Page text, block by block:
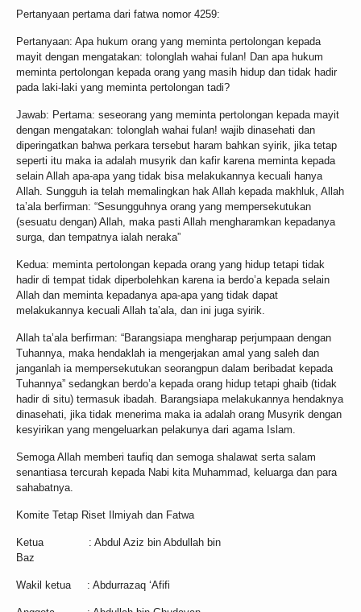
Pertanyaan pertama dari fatwa nomor 4259:
Pertanyaan: Apa hukum orang yang meminta pertolongan kepada
mayit dengan mengatakan: tolonglah wahai fulan! Dan apa hukum
meminta pertolongan kepada orang yang masih hidup dan tidak hadir
pada laki-laki yang meminta pertolongan tadi?
Jawab: Pertama: seseorang yang meminta pertolongan kepada mayit
dengan mengatakan: tolonglah wahai fulan! wajib dinasehati dan
diperingatkan bahwa perkara tersebut haram bahkan syirik, jika tetap
seperti itu maka ia adalah musyrik dan kafir karena meminta kepada
selain Allah apa-apa yang tidak bisa melakukannya kecuali hanya
Allah. Sungguh ia telah memalingkan hak Allah kepada makhluk, Allah
ta’ala berfirman: “Sesungguhnya orang yang mempersekutukan
(sesuatu dengan) Allah, maka pasti Allah mengharamkan kepadanya
surga, dan tempatnya ialah neraka”
Kedua: meminta pertolongan kepada orang yang hidup tetapi tidak
hadir di tempat tidak diperbolehkan karena ia berdo’a kepada selain
Allah dan meminta kepadanya apa-apa yang tidak dapat
melakukannya kecuali Allah ta’ala, dan ini juga syirik.
Allah ta’ala berfirman: “Barangsiapa mengharap perjumpaan dengan
Tuhannya, maka hendaklah ia mengerjakan amal yang saleh dan
janganlah ia mempersekutukan seorangpun dalam beribadat kepada
Tuhannya” sedangkan berdo’a kepada orang hidup tetapi ghaib (tidak
hadir di situ) termasuk ibadah. Barangsiapa melakukannya hendaknya
dinasehati, jika tidak menerima maka ia adalah orang Musyrik dengan
kesyirikan yang mengeluarkan pelakunya dari agama Islam.
Semoga Allah memberi taufiq dan semoga shalawat serta salam
senantiasa tercurah kepada Nabi kita Muhammad, keluarga dan para
sahabatnya.
Komite Tetap Riset Ilmiyah dan Fatwa
Ketua : Abdul Aziz bin Abdullah bin
Baz
Wakil ketua : Abdurrazaq ‘Afifi